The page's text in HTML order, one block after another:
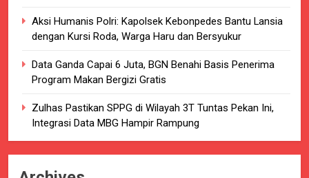
Aksi Humanis Polri: Kapolsek Kebonpedes Bantu Lansia
dengan Kursi Roda, Warga Haru dan Bersyukur
Data Ganda Capai 6 Juta, BGN Benahi Basis Penerima
Program Makan Bergizi Gratis
Zulhas Pastikan SPPG di Wilayah 3T Tuntas Pekan Ini,
Integrasi Data MBG Hampir Rampung